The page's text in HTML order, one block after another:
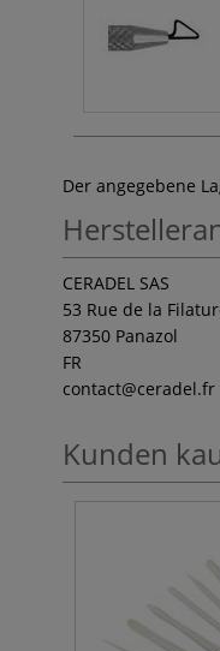
Der angegebene
CERADEL SAS
53 Rue de la
87350 Panazol
FR
contact@ceradel.fr
Kunden